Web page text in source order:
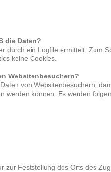
die Daten?
durch ein Logfile ermittelt. Zum
keine Cookies.
Websitenbesuchern?
von Websitenbesuchern,
werden können. Es werden
zur Feststellung des Orts des